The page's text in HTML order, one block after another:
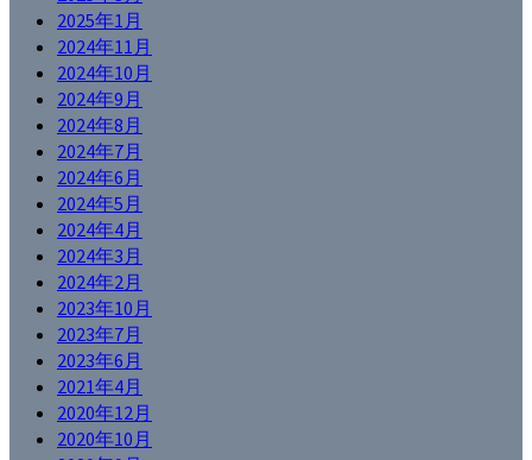
2025年1月
2024年11月
2024年10月
2024年9月
2024年8月
2024年7月
2024年6月
2024年5月
2024年4月
2024年3月
2024年2月
2023年10月
2023年7月
2023年6月
2021年4月
2020年12月
2020年10月